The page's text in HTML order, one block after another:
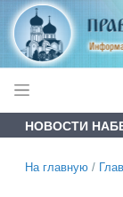
НОВОСТИ
На главную /